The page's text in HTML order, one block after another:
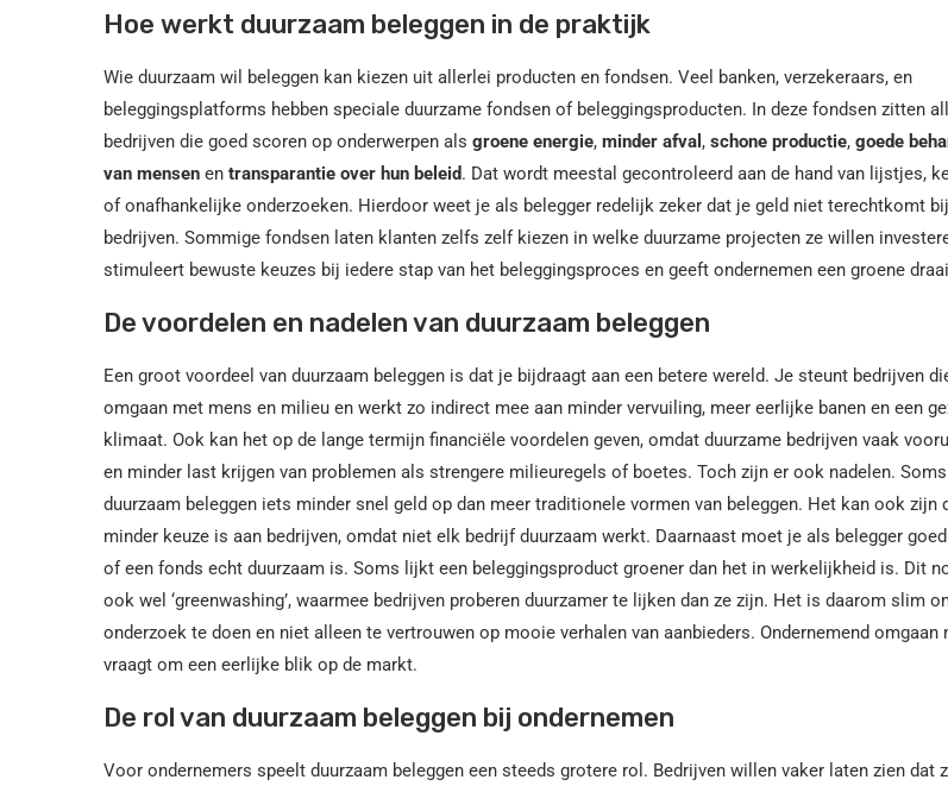
Hoe werkt duurzaam beleggen in de praktijk
Wie duurzaam wil beleggen kan kiezen uit allerlei producten en fondsen. Veel banken, verzekeraars, en
beleggingsplatforms hebben speciale duurzame fondsen of beleggingsproducten. In deze fondsen zitten
bedrijven die goed scoren op onderwerpen als groene energie, minder afval , schone productie, goede
van mensen en transparantie over hun beleid. Dat wordt meestal gecontroleerd aan de hand van lijstjes,
of onafhankelijke onderzoeken. Hierdoor weet je als belegger redelijk zeker dat je geld niet terechtkomt
bedrijven. Sommige fondsen laten klanten zelfs zelf kiezen in welke duurzame projecten ze willen
stimuleert bewuste keuzes bij iedere stap van het beleggingsproces en geeft ondernemen een groene
De voordelen en nadelen van duurzaam beleggen
Een groot voordeel van duurzaam beleggen is dat je bijdraagt aan een betere wereld. Je steunt bedrijven
omgaan met mens en milieu en werkt zo indirect mee aan minder vervuiling, meer eerlijke banen en een
klimaat. Ook kan het op de lange termijn financiële voordelen geven, omdat duurzame bedrijven vaak
en minder last krijgen van problemen als strengere milieuregels of boetes. Toch zijn er ook nadelen.
duurzaam beleggen iets minder snel geld op dan meer traditionele vormen van beleggen. Het kan ook zijn
minder keuze is aan bedrijven, omdat niet elk bedrijf duurzaam werkt. Daarnaast moet je als belegger
of een fonds echt duurzaam is. Soms lijkt een beleggingsproduct groener dan het in werkelijkheid is. Dit
ook wel ‘greenwashing’, waarmee bedrijven proberen duurzamer te lijken dan ze zijn. Het is daarom slim
onderzoek te doen en niet alleen te vertrouwen op mooie verhalen van aanbieders. Ondernemend omgaan
vraagt om een eerlijke blik op de markt.
De rol van duurzaam beleggen bij ondernemen
Voor ondernemers speelt duurzaam beleggen een steeds grotere rol. Bedrijven willen vaker laten zien dat